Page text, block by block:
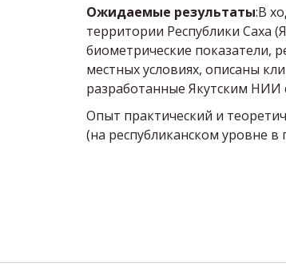
Ожидаемые результаты:В
территории Республики Саха
биометрические показатели,
местных условиях, описаны
разработанные Якутским НИИ
Опыт практический и
(на республиканском уровне в